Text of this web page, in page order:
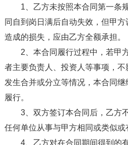
1、乙方未按照本合同第一条
同自到岗日满后自动失效，但甲
造成的损失，应由乙方全额承担。
2、本合同履行过程中，若甲
者主要负责人、投资人等事项，
发生合并或分立等情况，本合同
履行。
3、双方签订本合同后，乙方
任何单位从事与甲方相同或类似或
4、乙方对在合同期间得到的